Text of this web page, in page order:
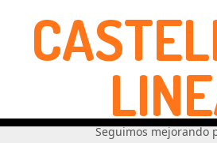
Seguimos mejorando